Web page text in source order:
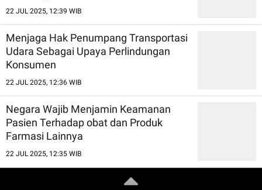
22 JUL 2025, 12:39 WIB
Menjaga Hak Penumpang Transportasi
Udara Sebagai Upaya Perlindungan
Konsumen
22 JUL 2025, 12:36 WIB
Negara Wajib Menjamin Keamanan
Pasien Terhadap obat dan Produk
Farmasi Lainnya
22 JUL 2025, 12:35 WIB